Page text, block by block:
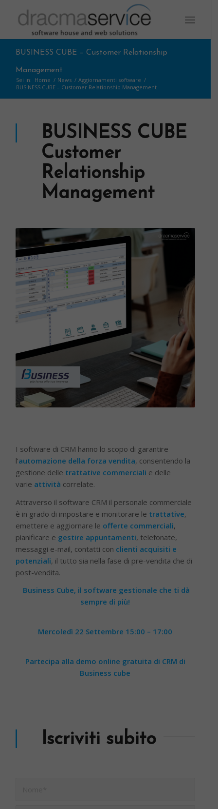
BUSINESS CUBE – Customer Relationship
Management
Sei in: Home / News / Aggiornamenti software /
BUSINESS CUBE – Customer Relationship Management
BUSINESS CUBE
Customer
Relationship
Management
I software di CRM hanno lo scopo di garantire
l’automazione della forza vendita, consentendo la
gestione delle trattative commerciali e delle
varie attività correlate.
Attraverso il software CRM il personale commerciale
è in grado di impostare e monitorare le trattative,
emettere e aggiornare le offerte commerciali,
pianificare e gestire appuntamenti, telefonate,
messaggi e-mail, contatti con clienti acquisiti e
potenziali, il tutto sia nella fase di pre-vendita che di
post-vendita.
Business Cube, il software gestionale che ti dà
sempre di più!
Mercoledì 22 Settembre 15:00 – 17:00
Partecipa alla demo online gratuita di CRM di
Business cube
Iscriviti subito